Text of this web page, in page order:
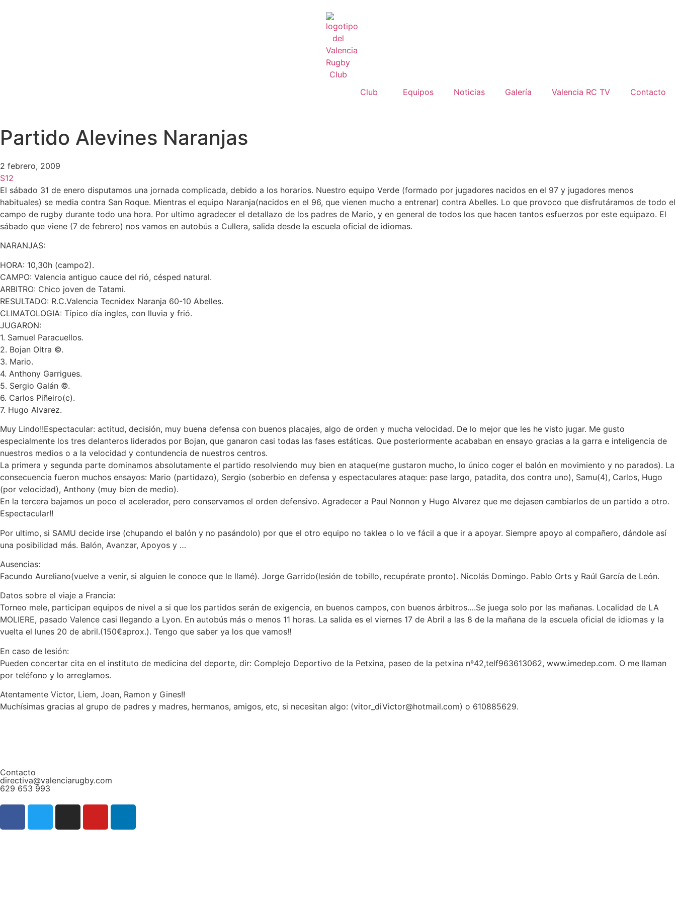
Club Equipos Noticias Galería Valencia RC TV Contacto
Partido Alevines Naranjas
2 febrero, 2009
S12
El sábado 31 de enero disputamos una jornada complicada, debido a los horarios. Nuestro equipo Verde (formado por jugadores nacidos en el 97 y jugadores menos
habituales) se media contra San Roque. Mientras el equipo Naranja(nacidos en el 96, que vienen mucho a entrenar) contra Abelles. Lo que provoco que disfrutáramos de todo el
campo de rugby durante todo una hora. Por ultimo agradecer el detallazo de los padres de Mario, y en general de todos los que hacen tantos esfuerzos por este equipazo. El
sábado que viene (7 de febrero) nos vamos en autobús a Cullera, salida desde la escuela oficial de idiomas.
NARANJAS:
HORA: 10,30h (campo2).
CAMPO: Valencia antiguo cauce del rió, césped natural.
ARBITRO: Chico joven de Tatami.
RESULTADO: R.C.Valencia Tecnidex Naranja 60-10 Abelles.
CLIMATOLOGIA: Típico día ingles, con lluvia y frió.
JUGARON:
1. Samuel Paracuellos.
2. Bojan Oltra ©.
3. Mario.
4. Anthony Garrigues.
5. Sergio Galán ©.
6. Carlos Piñeiro(c).
7. Hugo Alvarez.
Muy Lindo!!Espectacular: actitud, decisión, muy buena defensa con buenos placajes, algo de orden y mucha velocidad. De lo mejor que les he visto jugar. Me gusto
especialmente los tres delanteros liderados por Bojan, que ganaron casi todas las fases estáticas. Que posteriormente acababan en ensayo gracias a la garra e inteligencia de
nuestros medios o a la velocidad y contundencia de nuestros centros.
La primera y segunda parte dominamos absolutamente el partido resolviendo muy bien en ataque(me gustaron mucho, lo único coger el balón en movimiento y no parados). La
consecuencia fueron muchos ensayos: Mario (partidazo), Sergio (soberbio en defensa y espectaculares ataque: pase largo, patadita, dos contra uno), Samu(4), Carlos, Hugo
(por velocidad), Anthony (muy bien de medio).
En la tercera bajamos un poco el acelerador, pero conservamos el orden defensivo. Agradecer a Paul Nonnon y Hugo Alvarez que me dejasen cambiarlos de un partido a otro.
Espectacular!!
Por ultimo, si SAMU decide irse (chupando el balón y no pasándolo) por que el otro equipo no taklea o lo ve fácil a que ir a apoyar. Siempre apoyo al compañero, dándole así
una posibilidad más. Balón, Avanzar, Apoyos y …
Ausencias:
Facundo Aureliano(vuelve a venir, si alguien le conoce que le llamé). Jorge Garrido(lesión de tobillo, recupérate pronto). Nicolás Domingo. Pablo Orts y Raúl García de León.
Datos sobre el viaje a Francia:
Torneo mele, participan equipos de nivel a si que los partidos serán de exigencia, en buenos campos, con buenos árbitros….Se juega solo por las mañanas. Localidad de LA
MOLIERE, pasado Valence casi llegando a Lyon. En autobús más o menos 11 horas. La salida es el viernes 17 de Abril a las 8 de la mañana de la escuela oficial de idiomas y la
vuelta el lunes 20 de abril.(150€aprox.). Tengo que saber ya los que vamos!!
En caso de lesión:
Pueden concertar cita en el instituto de medicina del deporte, dir: Complejo Deportivo de la Petxina, paseo de la petxina nº42,telf963613062, www.imedep.com. O me llaman
por teléfono y lo arreglamos.
Atentamente Victor, Liem, Joan, Ramon y Gines!!
Muchísimas gracias al grupo de padres y madres, hermanos, amigos, etc, si necesitan algo: (vitor_diVictor@hotmail.com) o 610885629.
Contacto
directiva@valenciarugby.com
629 653 993